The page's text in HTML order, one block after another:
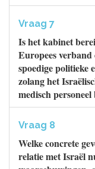
Vraag 7
Is het kabinet
Europees
spoedige politieke
zolang het
medisch
Vraag 8
Welke concrete
relatie met Israël